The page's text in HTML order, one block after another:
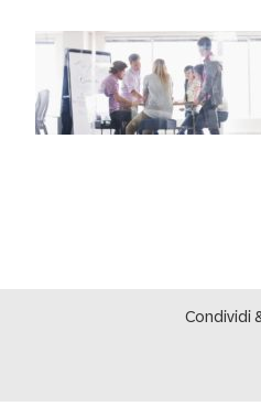
Condividi